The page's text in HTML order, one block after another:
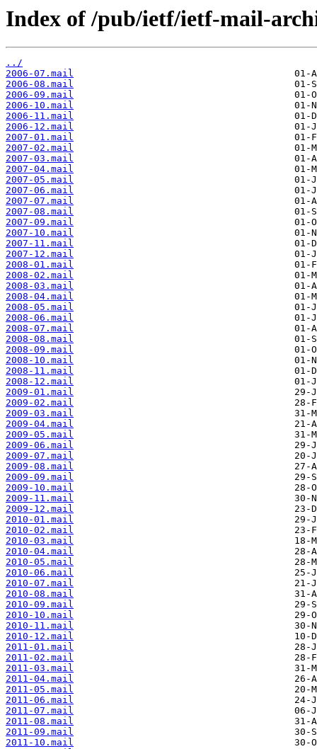
Index of /pub/ietf/ietf-mail-
../
2006-07.mail
2006-08.mail
2006-09.mail
2006-10.mail
2006-11.mail
2006-12.mail
2007-01.mail
2007-02.mail
2007-03.mail
2007-04.mail
2007-05.mail
2007-06.mail
2007-07.mail
2007-08.mail
2007-09.mail
2007-10.mail
2007-11.mail
2007-12.mail
2008-01.mail
2008-02.mail
2008-03.mail
2008-04.mail
2008-05.mail
2008-06.mail
2008-07.mail
2008-08.mail
2008-09.mail
2008-10.mail
2008-11.mail
2008-12.mail
2009-01.mail
2009-02.mail
2009-03.mail
2009-04.mail
2009-05.mail
2009-06.mail
2009-07.mail
2009-08.mail
2009-09.mail
2009-10.mail
2009-11.mail
2009-12.mail
2010-01.mail
2010-02.mail
2010-03.mail
2010-04.mail
2010-05.mail
2010-06.mail
2010-07.mail
2010-08.mail
2010-09.mail
2010-10.mail
2010-11.mail
2010-12.mail
2011-01.mail
2011-02.mail
2011-03.mail
2011-04.mail
2011-05.mail
2011-06.mail
2011-07.mail
2011-08.mail
2011-09.mail
2011-10.mail